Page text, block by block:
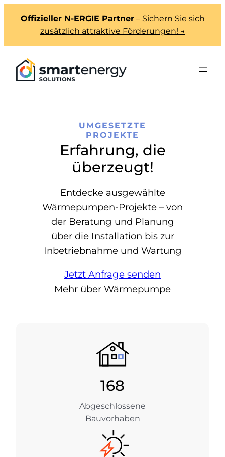
Inhalt
Offizieller N-ERGIE Partner– Sichern Sie sich
zusätzlich attraktive Förderungen! →
UMGESETZTE
PROJEKTE
Erfahrung, die
überzeugt!
Entdecke ausgewählte
Wärmepumpen-Projekte – von
der Beratung und Planung
über die Installation bis zur
Inbetriebnahme und Wartung
Jetzt Anfrage senden
Mehr über Wärmepumpe
168
Abgeschlossene
Bauvorhaben